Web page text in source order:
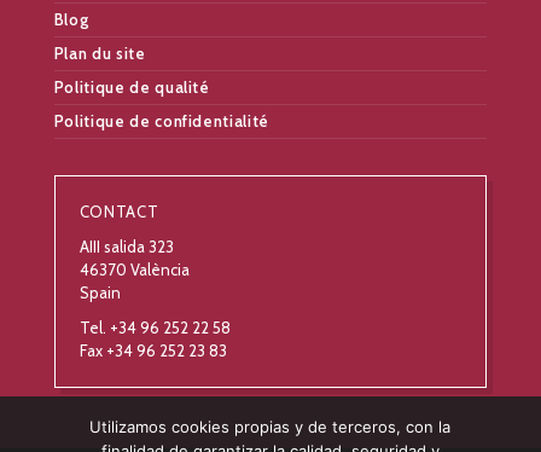
Blog
Plan du site
Politique de qualité
Politique de confidentialité
CONTACT
AIII salida 323
46370 València
Spain
Tel. +34 96 252 22 58
Fax +34 96 252 23 83
Utilizamos cookies propias y de terceros, con la